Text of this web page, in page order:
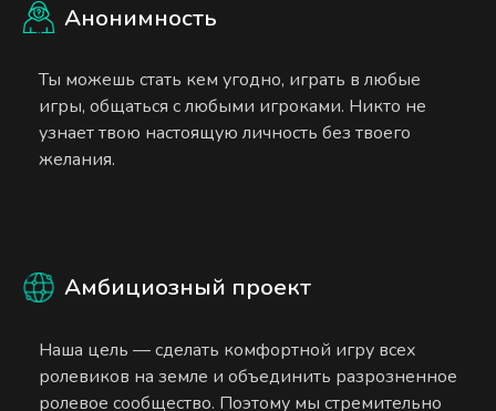
Анонимность
Ты можешь стать кем угодно, играть в любые
игры, общаться с любыми игроками. Никто не
узнает твою настоящую личность без твоего
желания.
Амбициозный проект
Наша цель — сделать комфортной игру всех
ролевиков на земле и объединить разрозненное
ролевое сообщество. Поэтому мы стремительно